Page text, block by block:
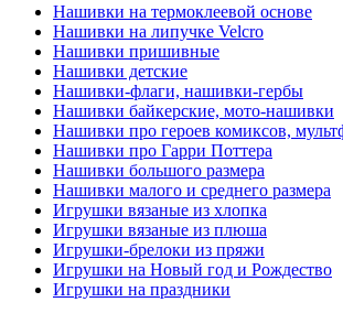
Нашивки на термоклеевой основе
Нашивки на липучке Velcro
Нашивки пришивные
Нашивки детские
Нашивки-флаги, нашивки-гербы
Нашивки байкерские, мото-нашивки
Нашивки про героев комиксов,
Нашивки про Гарри Поттера
Нашивки большого размера
Нашивки малого и среднего размера
Игрушки вязаные из хлопка
Игрушки вязаные из плюша
Игрушки-брелоки из пряжи
Игрушки на Новый год и Рождество
Игрушки на праздники